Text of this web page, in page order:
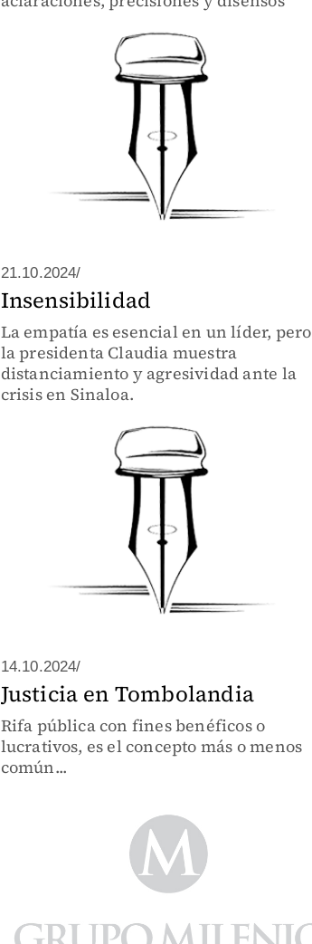
21.10.2024/
Insensibilidad
La empatía es esencial en un líder, pero
la presidenta Claudia muestra
distanciamiento y agresividad ante la
crisis en Sinaloa.
14.10.2024/
Justicia en Tombolandia
Rifa pública con fines benéficos o
lucrativos, es el concepto más o menos
común...